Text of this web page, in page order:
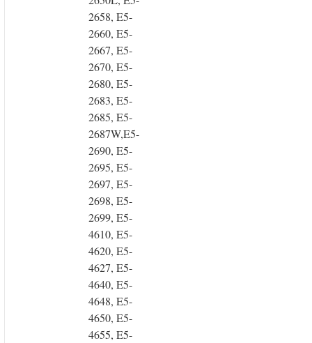
2658, E5-
2660, E5-
2667, E5-
2670, E5-
2680, E5-
2683, E5-
2685, E5-
2687W,E5-
2690, E5-
2695, E5-
2697, E5-
2698, E5-
2699, E5-
4610, E5-
4620, E5-
4627, E5-
4640, E5-
4648, E5-
4650, E5-
4655, E5-